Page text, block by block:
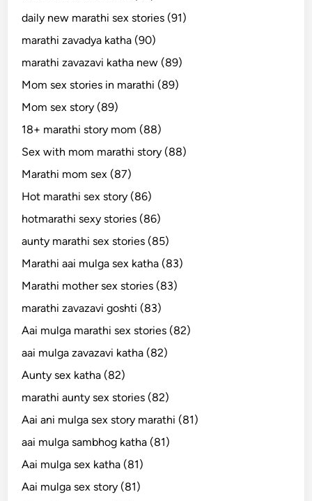
daily new marathi sex stories (91)
marathi zavadya katha (90)
marathi zavazavi katha new (89)
Mom sex stories in marathi (89)
Mom sex story (89)
18+ marathi story mom (88)
Sex with mom marathi story (88)
Marathi mom sex (87)
Hot marathi sex story (86)
hotmarathi sexy stories (86)
aunty marathi sex stories (85)
Marathi aai mulga sex katha (83)
Marathi mother sex stories (83)
marathi zavazavi goshti (83)
Aai mulga marathi sex stories (82)
aai mulga zavazavi katha (82)
Aunty sex katha (82)
marathi aunty sex stories (82)
Aai ani mulga sex story marathi (81)
aai mulga sambhog katha (81)
Aai mulga sex katha (81)
Aai mulga sex story (81)